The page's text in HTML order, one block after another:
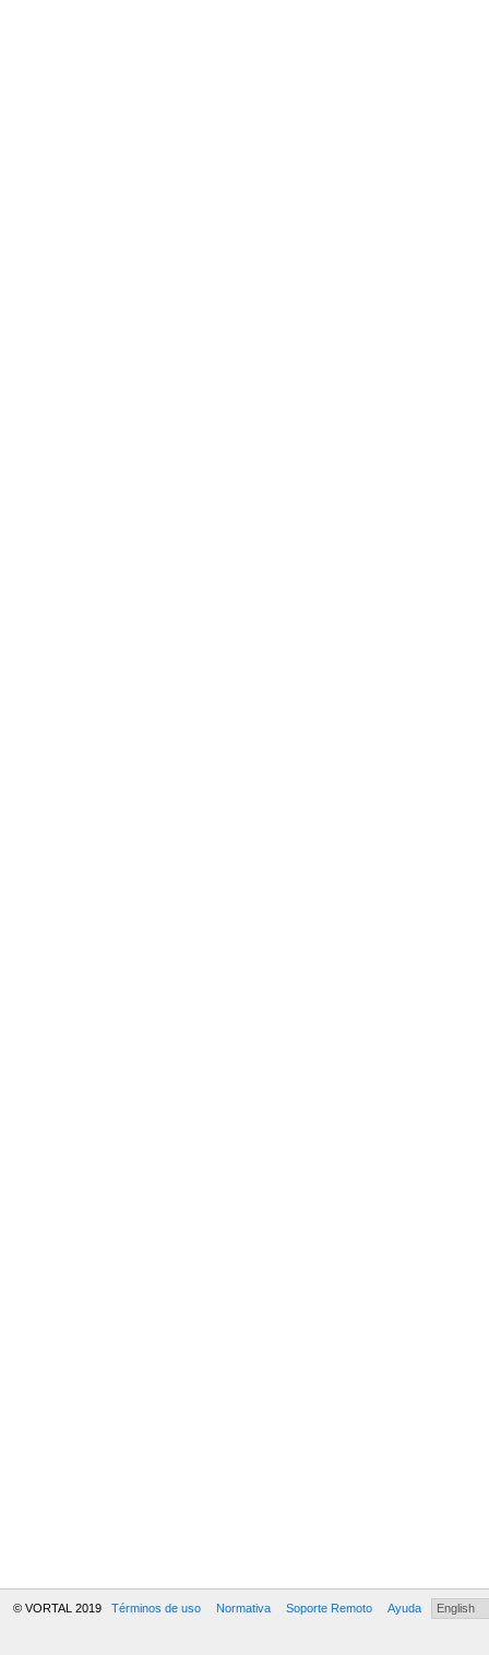
© VORTAL 2019 Términos de uso Normativa Soporte Remoto Ayuda